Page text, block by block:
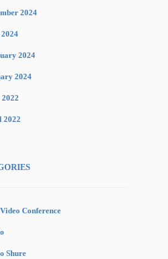
2024
2024
2024
2022
2022
Conference
Shure